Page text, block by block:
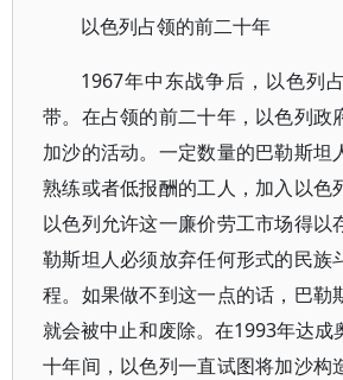
以色列占领的前二十年
1967年中东战争后，以色列
带。在占领的前二十年，以色列政
加沙的活动。一定数量的巴勒斯坦
熟练或者低报酬的工人，加入以色
以色列允许这一廉价劳工市场得以
勒斯坦人必须放弃任何形式的民族
程。如果做不到这一点的话，巴勒
就会被中止和废除。在1993年达成
十年间，以色列一直试图将加沙构